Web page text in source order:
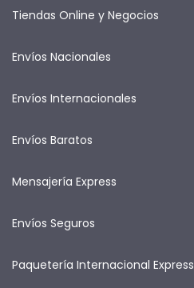
Tiendas Online y Negocios
Envíos Nacionales
Envíos Internacionales
Envíos Baratos
Mensajería Express
Envíos Seguros
Paquetería Internacional Express